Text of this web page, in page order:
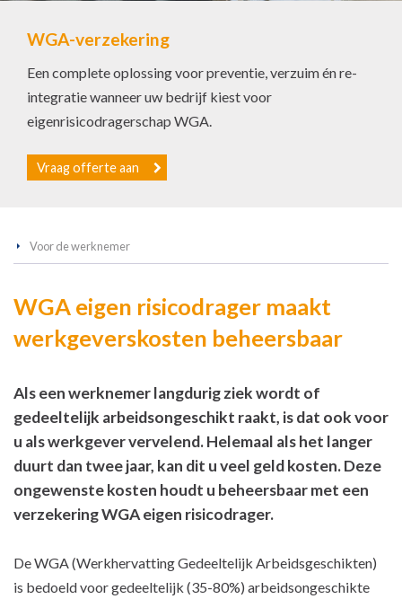
WGA-verzekering
Een complete oplossing voor preventie, verzuim én re-
integratie wanneer uw bedrijf kiest voor
eigenrisicodragerschap WGA.
Vraag offerte aan
Voor de werknemer
WGA eigen risicodrager maakt
werkgeverskosten beheersbaar
Als een werknemer langdurig ziek wordt of
gedeeltelijk arbeidsongeschikt raakt, is dat ook voor
u als werkgever vervelend. Helemaal als het langer
duurt dan twee jaar, kan dit u veel geld kosten. Deze
ongewenste kosten houdt u beheersbaar met een
verzekering WGA eigen risicodrager.
De WGA (Werkhervatting Gedeeltelijk Arbeidsgeschikten)
is bedoeld voor gedeeltelijk (35-80%) arbeidsongeschikte